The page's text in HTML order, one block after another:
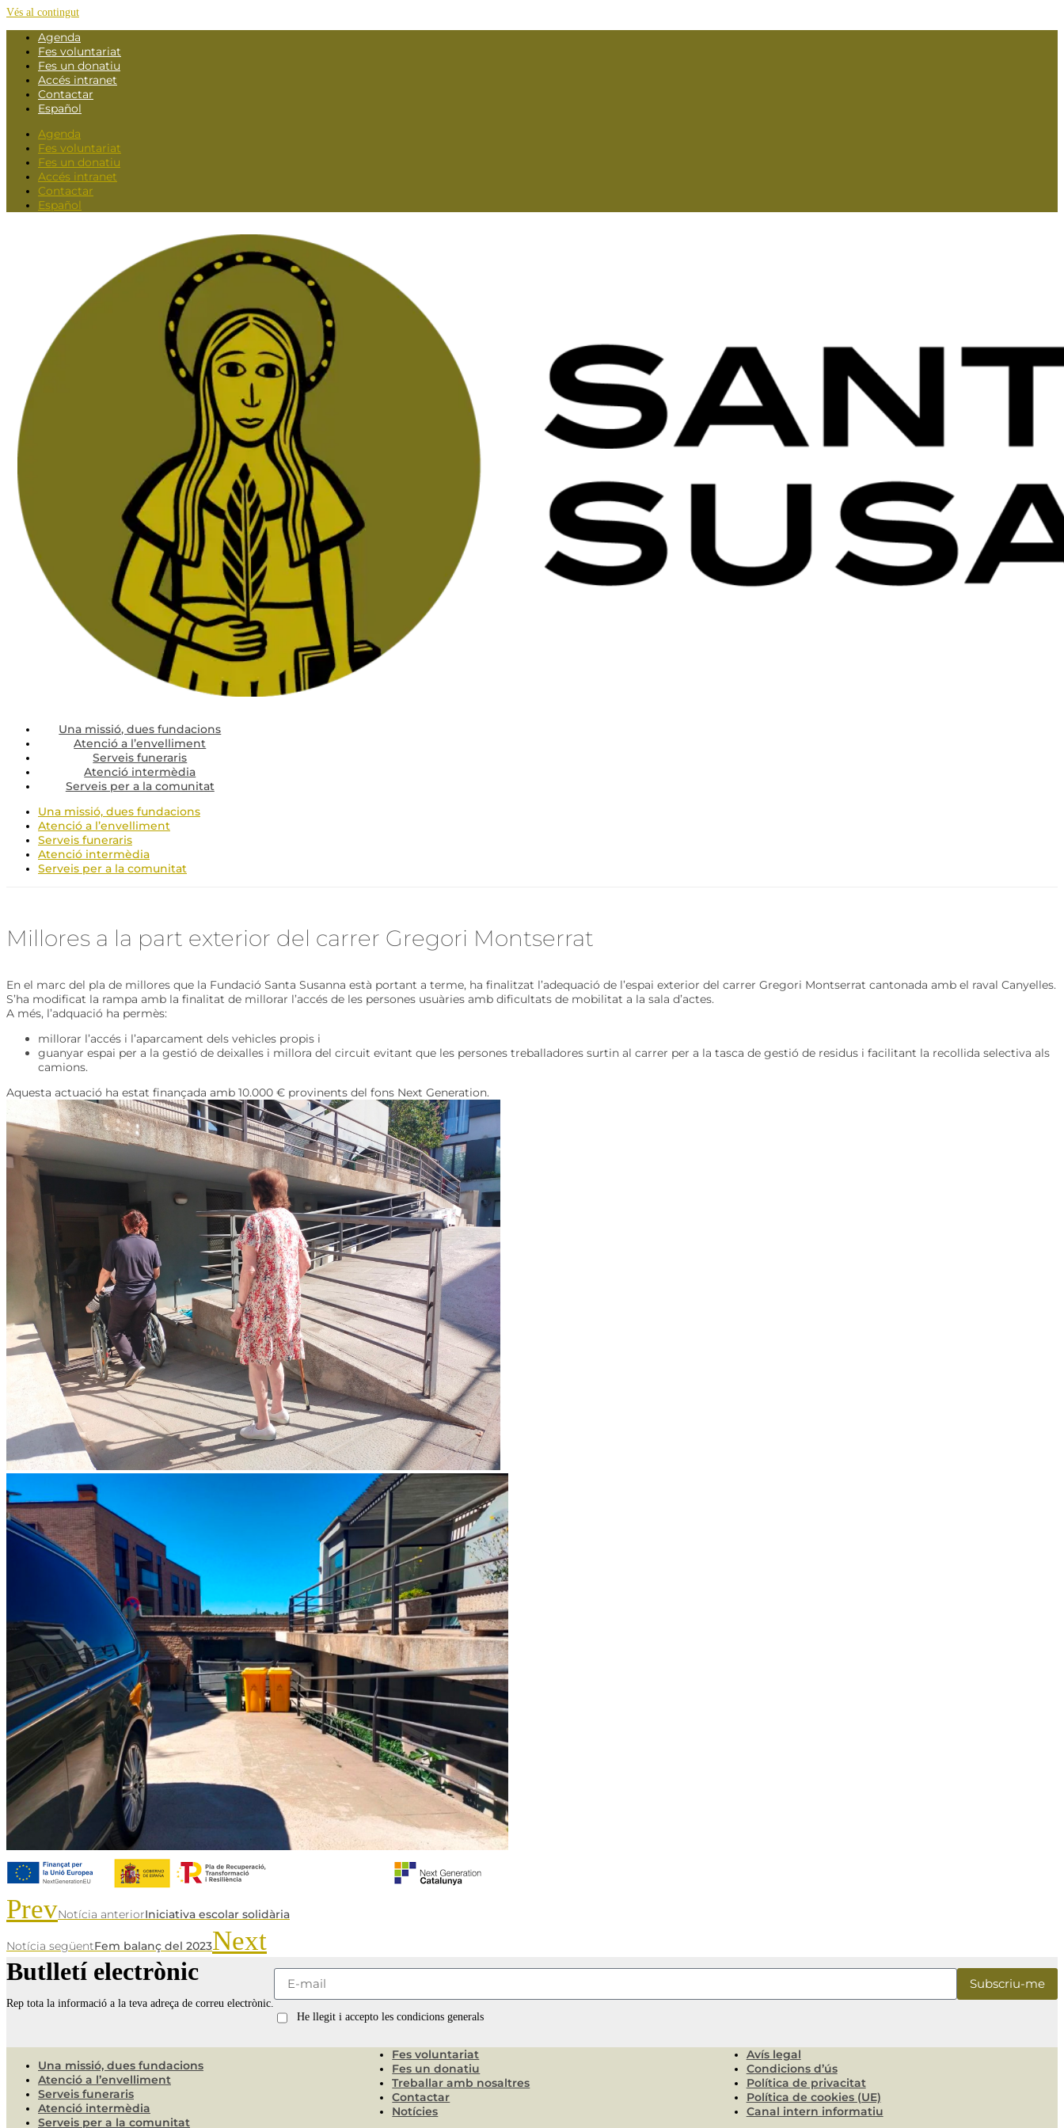
Vés al contingut
Agenda
Fes voluntariat
Fes un donatiu
Accés intranet
Contactar
Español
Agenda
Fes voluntariat
Fes un donatiu
Accés intranet
Contactar
Español
Una missió, dues fundacions
Atenció a l’envelliment
Serveis funeraris
Atenció intermèdia
Serveis per a la comunitat
Una missió, dues fundacions
Atenció a l’envelliment
Serveis funeraris
Atenció intermèdia
Serveis per a la comunitat
Millores a la part exterior del carrer Gregori Montserrat
En el marc del pla de millores que la Fundació Santa Susanna està portant a terme, ha finalitzat l’adequació de l’espai exterior del carrer Gregori Montserrat cantonada amb el raval Canyelles.
S’ha modificat la rampa amb la finalitat de millorar l’accés de les persones usuàries amb dificultats de mobilitat a la sala d’actes.
A més, l’adquació ha permès:
millorar l’accés i l’aparcament dels vehicles propis i
guanyar espai per a la gestió de deixalles i millora del circuit evitant que les persones treballadores surtin al carrer per a la tasca de gestió de residus i facilitant la recollida selectiva als
camions.
Aquesta actuació ha estat finançada amb 10.000 € provinents del fons Next Generation.
PrevNotícia anteriorIniciativa escolar solidària
Notícia següentFem balanç del 2023Next
Butlletí electrònic
Rep tota la informació a la teva adreça de correu electrònic.
He llegit i accepto les condicions generals
Una missió, dues fundacions
Atenció a l’envelliment
Serveis funeraris
Atenció intermèdia
Serveis per a la comunitat
Fes voluntariat
Fes un donatiu
Treballar amb nosaltres
Contactar
Notícies
Avís legal
Condicions d’ús
Política de privacitat
Política de cookies (UE)
Canal intern informatiu